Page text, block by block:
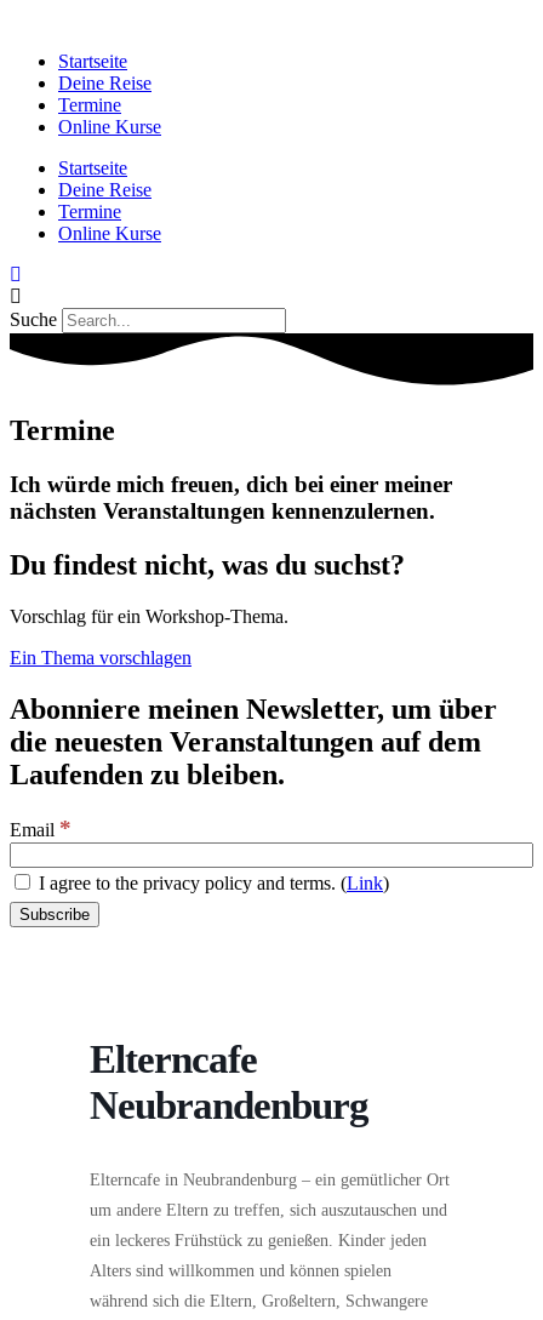
wechselnStartseite
Deine Reise
Termine
Online Kurse
Startseite
Deine Reise
Termine
Online Kurse
Suche
Termine
Ich würde mich freuen, dich bei einer meiner
nächsten Veranstaltungen kennenzulernen.
Du findest nicht, was du suchst?
Vorschlag für ein Workshop-Thema.
Ein Thema vorschlagen
Abonniere meinen Newsletter, um über
die neuesten Veranstaltungen auf dem
Laufenden zu bleiben.
Email *
I agree to the privacy policy and terms. (Link)
Elterncafe
Neubrandenburg
Elterncafe in Neubrandenburg – ein gemütlicher Ort
um andere Eltern zu treffen, sich auszutauschen und
ein leckeres Frühstück zu genießen. Kinder jeden
Alters sind willkommen und können spielen
während sich die Eltern, Großeltern, Schwangere